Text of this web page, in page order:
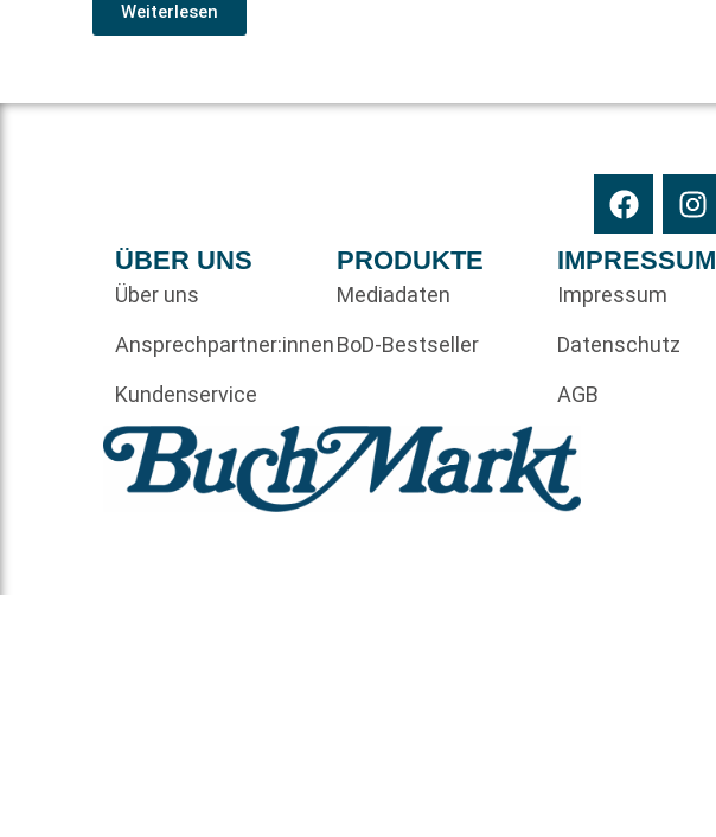
Weiterlesen
ÜBER UNS
Über uns
Ansprechpartner:innen
Kundenservice
PRODUKTE
Mediadaten
BoD-Bestseller
IMPRESSUM
Impressum
Datenschutz
AGB